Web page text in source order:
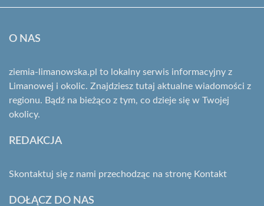
O NAS
ziemia-limanowska.pl to lokalny serwis informacyjny z
Limanowej i okolic. Znajdziesz tutaj aktualne wiadomości z
regionu. Bądź na bieżąco z tym, co dzieje się w Twojej
okolicy.
REDAKCJA
Skontaktuj się z nami przechodząc na stronę Kontakt
DOŁĄCZ DO NAS